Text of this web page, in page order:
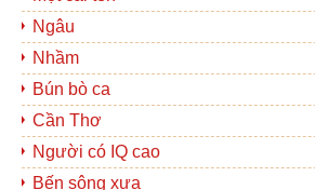
Ngâu
Nhầm
Bún bò ca
Cần Thơ
Người có IQ cao
Bến sông xưa